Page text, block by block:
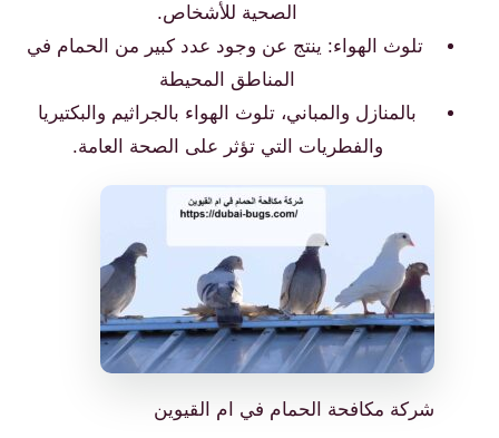
الصحية للأشخاص.
تلوث الهواء: ينتج عن وجود عدد كبير من الحمام في
المناطق المحيطة
بالمنازل والمباني، تلوث الهواء بالجراثيم والبكتيريا
والفطريات التي تؤثر على الصحة العامة.
شركة مكافحة الحمام في ام القيوين